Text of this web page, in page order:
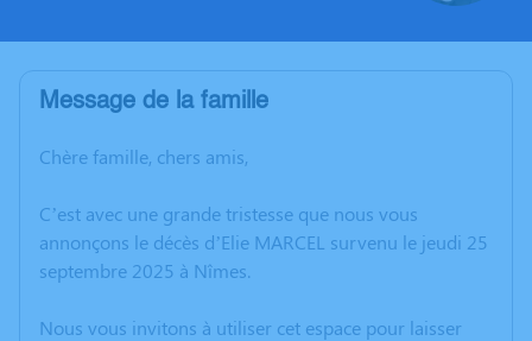
Message de la famille
Chère famille, chers amis,
C’est avec une grande tristesse que nous vous
annonçons le décès d’Elie MARCEL survenu le jeudi 25
septembre 2025 à Nîmes.
Nous vous invitons à utiliser cet espace pour laisser